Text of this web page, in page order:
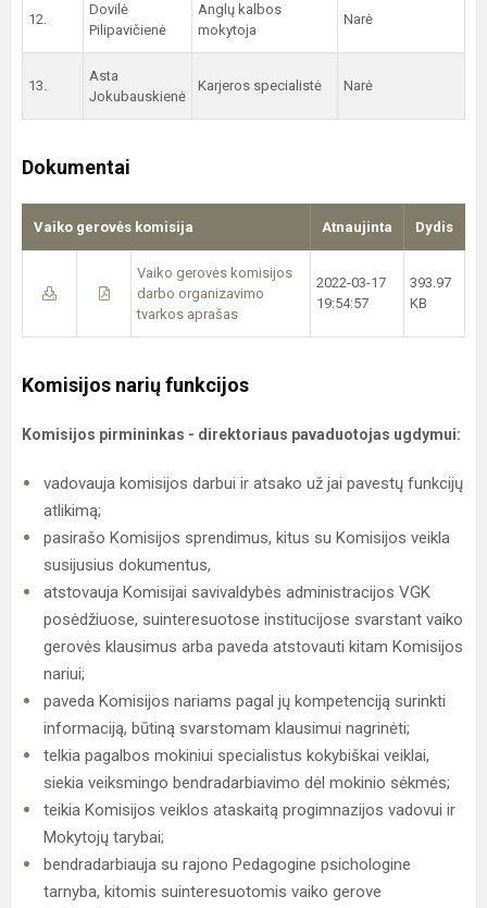
12.
Dovilė
Pilipavičienė
Anglų kalbos
mokytoja
Narė
13.
Asta
Jokubauskienė
Karjeros specialistė Narė
Dokumentai
Vaiko gerovės komisija Atnaujinta Dydis
Vaiko gerovės komisijos
darbo organizavimo
tvarkos aprašas
2022-03-17
19:54:57
393.97
KB
Komisijos narių funkcijos
Komisijos pirmininkas - direktoriaus pavaduotojas ugdymui:
vadovauja komisijos darbui ir atsako už jai pavestų funkcijų
atlikimą;
pasirašo Komisijos sprendimus, kitus su Komisijos veikla
susijusius dokumentus,
atstovauja Komisijai savivaldybės administracijos VGK
posėdžiuose, suinteresuotose institucijose svarstant vaiko
gerovės klausimus arba paveda atstovauti kitam Komisijos
nariui;
paveda Komisijos nariams pagal jų kompetenciją surinkti
informaciją, būtiną svarstomam klausimui nagrinėti;
telkia pagalbos mokiniui specialistus kokybiškai veiklai,
siekia veiksmingo bendradarbiavimo dėl mokinio sėkmės;
teikia Komisijos veiklos ataskaitą progimnazijos vadovui ir
Mokytojų tarybai;
bendradarbiauja su rajono Pedagogine psichologine
tarnyba, kitomis suinteresuotomis vaiko gerove